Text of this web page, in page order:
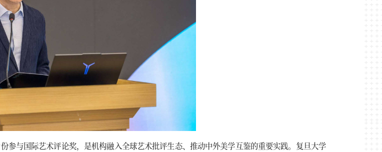
参与国际艺术评论奖，是机构融入全球艺术批评生态、推动中外美学互鉴的重要实践。复旦大学